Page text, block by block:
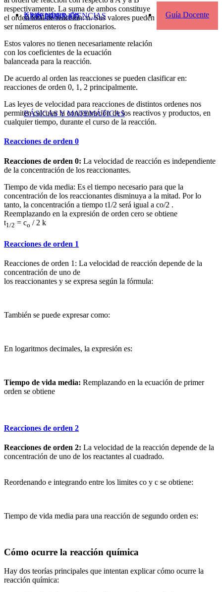
UNIVERSIDAD
APRENDER CIENCIAS
BÁSICAS Y MATEMÁTICAS
Guía Docente
Kit de primer año
respectivamente. La suma de ambos constituye
el orden total de reacción: n. Sus valores pueden
ser números enteros o fraccionarios.
Estos valores no tienen necesariamente relación
con los coeficientes de la ecuación
balanceada para la reacción.
De acuerdo al orden las reacciones se pueden clasificar en:
reacciones de orden 0, 1, 2 principalmente.
Las leyes de velocidad para reacciones de distintos ordenes nos
permiten calcular la concentración de los reactivos y productos, en
cualquier tiempo, durante el curso de la reacción.
Reacciones de orden 0
Reacciones de orden 0: La velocidad de reacción es independiente
de la concentración de los reaccionantes.
Tiempo de vida media: Es el tiempo necesario para que la
concentración de los reaccionantes disminuya a la mitad. Por lo
tanto, la concentración a tiempo t1/2 será igual a co/2 .
Reemplazando en la expresión de orden cero se obtiene
t1/2 = co / 2 k
Reacciones de orden 1
Reacciones de orden 1: La velocidad de reacción depende de la
concentración de uno de
los reaccionantes y se expresa según la fórmula:
También se puede expresar como:
En logaritmos decimales, la expresión es:
Tiempo de vida media: Remplazando en la ecuación de primer
orden se obtiene
Reacciones de orden 2
Reacciones de orden 2: La velocidad de la reacción depende de la
concentración de uno de los reactantes al cuadrado.
Reordenando e integrando entre los limites co y c se obtiene:
Tiempo de vida media para una reacción de segundo orden es:
Cómo ocurre la reacción química
Hay dos teorías principales que intentan explicar cómo ocurre la
reacción química: